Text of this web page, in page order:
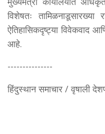
विशेषतः तामिळनाडूसारख्या
ऐतिहासिकदृष्ट्या विवेकवाद
आहे.
---------------
हिंदुस्थान समाचार / वृषाली